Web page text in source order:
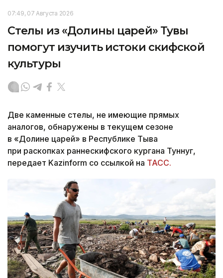
07:49, 07 Августа 2026
Стелы из «Долины царей» Тувы
помогут изучить истоки скифской
культуры
Две каменные стелы, не имеющие прямых
аналогов, обнаружены в текущем сезоне
в «Долине царей» в Республике Тыва
при раскопках раннескифского кургана Туннуг,
передает Kazinform со ссылкой на ТАСС.